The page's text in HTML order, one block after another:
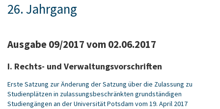
26. Jahrgang
Ausgabe 09/2017 vom 02.06.2017
I. Rechts- und Verwaltungsvorschriften
Erste Satzung zur Änderung der Satzung über die Zulassung zu
Studienplätzen in zulassungsbeschränkten grundständigen
Studiengängen an der Universität Potsdam vom 19. April 2017